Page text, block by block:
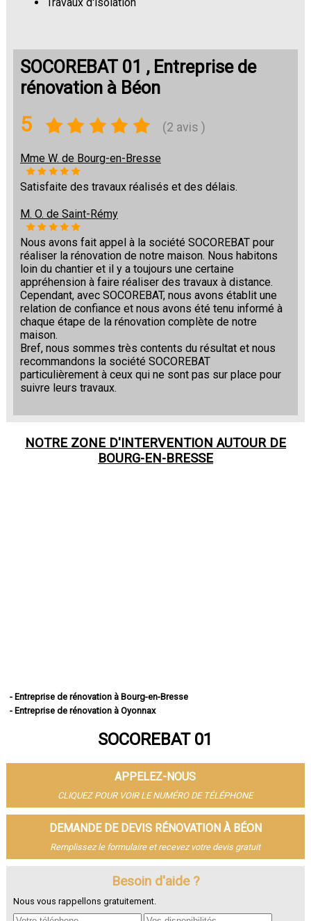
SOCOREBAT 01 , Entreprise de
rénovation à Béon
5 (2 avis )
Mme W. de Bourg-en-Bresse
Satisfaite des travaux réalisés et des délais.
M. O. de Saint-Rémy
Nous avons fait appel à la société SOCOREBAT pour
réaliser la rénovation de notre maison. Nous habitons
loin du chantier et il y a toujours une certaine
appréhension à faire réaliser des travaux à distance.
Cependant, avec SOCOREBAT, nous avons établit une
relation de confiance et nous avons été tenu informé à
chaque étape de la rénovation complète de notre
maison.
Bref, nous sommes très contents du résultat et nous
recommandons la société SOCOREBAT
particulièrement à ceux qui ne sont pas sur place pour
suivre leurs travaux.
NOTRE ZONE D'INTERVENTION AUTOUR DE
BOURG-EN-BRESSE
- Entreprise de rénovation à Bourg-en-Bresse
- Entreprise de rénovation à Oyonnax
- Entreprise de rénovation à Bellegarde-sur-Valserine
- Entreprise de rénovation à Miribel
- Entreprise de rénovation à Belley
- Entreprise de rénovation à Saint-Genis-Pouilly
- Entreprise de rénovation à Divonne-les-Bains
- Entreprise de rénovation à Ferney-Voltaire
- Entreprise de rénovation à Meximieux
- Entreprise de rénovation à Montluel
- Entreprise de rénovation à Lagnieu
- Entreprise de rénovation à Jassans-Riottier
SOCOREBAT 01
APPELEZ-NOUS
CLIQUEZ POUR VOIR LE NUMÉRO DE TÉLÉPHONE
DEMANDE DE DEVIS RÉNOVATION À BÉON
Remplissez le formulaire et recevez votre devis gratuit
Besoin d'aide ?
Nous vous rappellons gratuitement.